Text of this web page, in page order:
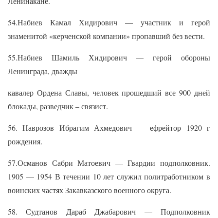
54.Набиев Камал Хидирович — участник и герой
знаменитой «керченской компании» пропавший без вести.
55.Набиев Шамиль Хидирович — герой обороны
Ленинграда, дважды
кавалер Ордена Славы, человек прошедший все 900 дней
блокады, разведчик – связист.
56. Наврозов Ибрагим Ахмедович — ефрейтор 1920 г
рождения.
57.Османов Сабри Матоевич — Гвардии подполковник.
1905 — 1954 В течении 10 лет служил политработником в
воинских частях Закавказского военного округа.
58. Судтанов Дараб Джабарович — Подполковник